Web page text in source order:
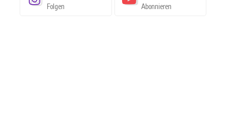
Folgen Abonnieren